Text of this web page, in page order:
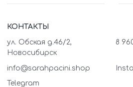
КОНТАКТЫ
ул. Обская д.46/2,
Новосибирск
8
info@sarahpacini.shop
Telegram